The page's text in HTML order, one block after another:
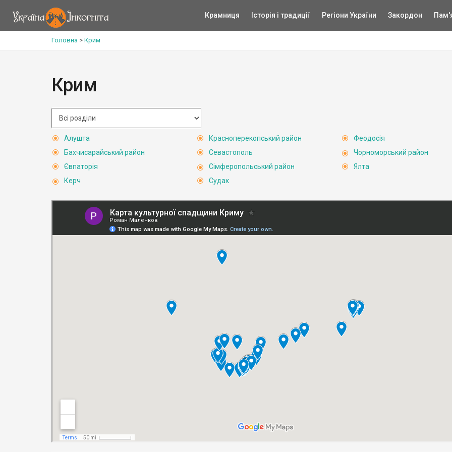
Крамниця Історія і традиції Регіони України Закордон
Головна > Крим
Крим
Алушта
Бахчисарайський район
Євпаторія
Керч
Красноперекопський район
Севастополь
Сімферопольський район
Судак
Феодосія
Чорноморський район
Ялта